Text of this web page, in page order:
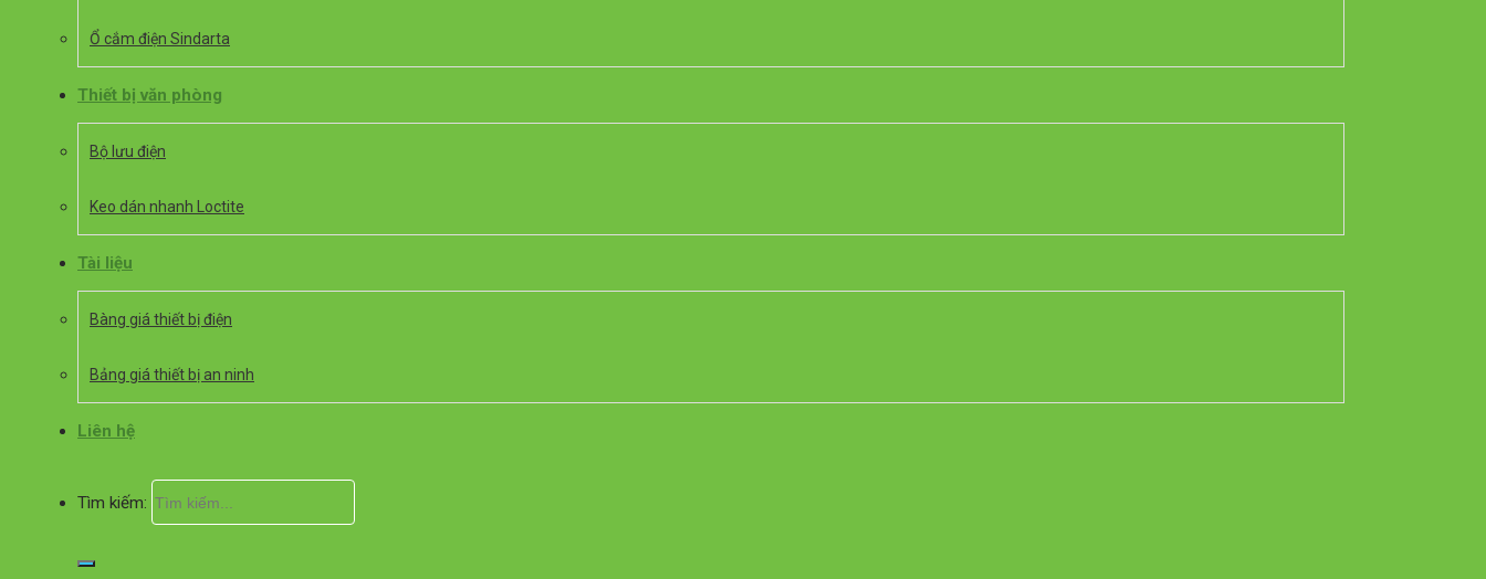
Ổ cắm điện Sindarta
Thiết bị văn phòng
Bộ lưu điện
Keo dán nhanh Loctite
Tài liệu
Bàng giá thiết bị điện
Bảng giá thiết bị an ninh
Liên hệ
Tìm kiếm: